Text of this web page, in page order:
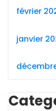
février
janvier